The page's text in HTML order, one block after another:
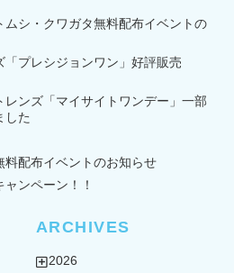
ムシ・クワガタ無料配布イベントの
「プレシジョンワン」好評販売
ンズ「マイサイトワンデー」一部
した
料配布イベントのお知らせ
ンペーン！！
ARCHIVES
2026